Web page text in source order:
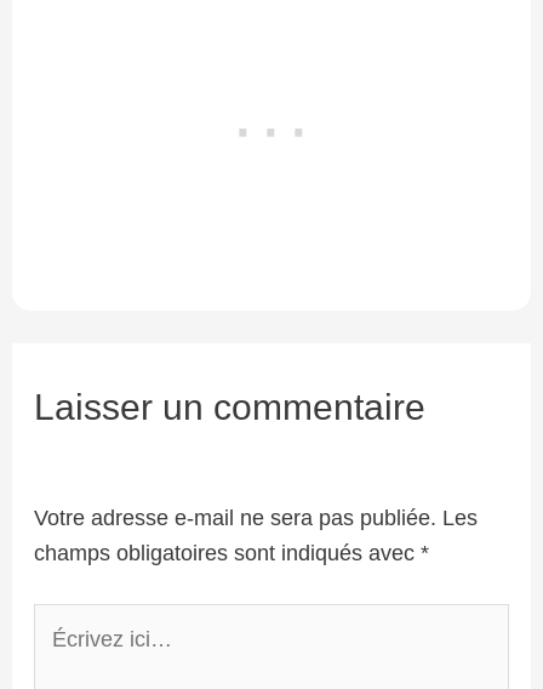
Laisser un commentaire
Votre adresse e-mail ne sera pas publiée. Les
champs obligatoires sont indiqués avec*
ici…